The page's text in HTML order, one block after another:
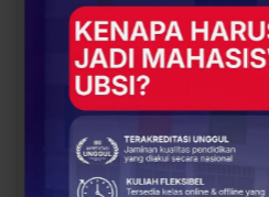
BSI Explore Tim
Karangpakis Jalin
Sinergi dengan
Pemerintah Desa untuk